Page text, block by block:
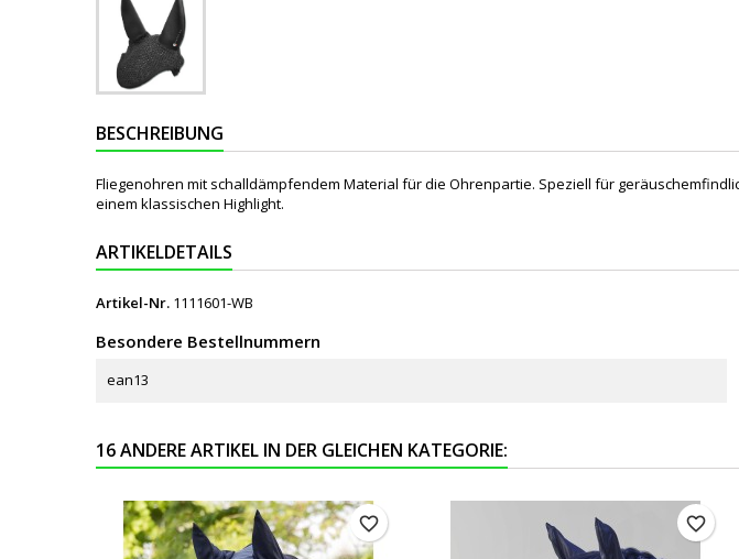
BESCHREIBUNG
Fliegenohren mit schalldämpfendem Material für die Ohrenpartie. Speziell für
einem klassischen Highlight.
ARTIKELDETAILS
Artikel-Nr. 1111601-WB
Besondere Bestellnummern
ean13
16 ANDERE ARTIKEL IN DER GLEICHEN KATEGORIE:
favorite_border favorite_border